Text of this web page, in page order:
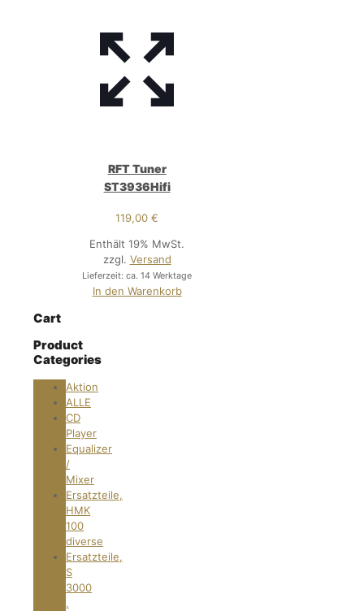
RFT Tuner
ST3936Hifi
119,00€
Enthält 19% MwSt.
zzgl. Versand
Lieferzeit: ca. 14 Werktage
In den Warenkorb
Cart
Product
Categories
Aktion
ALLE
CD
Player
Equalizer
/
Mixer
Ersatzteile,
HMK
100
diverse
Ersatzteile,
S
3000
,